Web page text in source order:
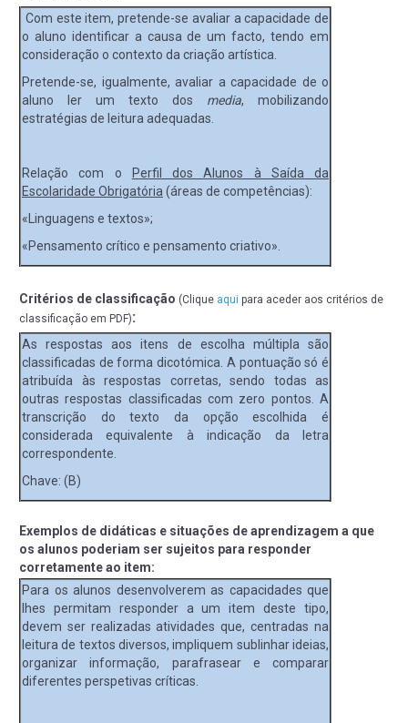
Com este item, pretende-se avaliar a capacidade de
o aluno identificar a causa de um facto, tendo em
consideração o contexto da criação artística.
Pretende-se, igualmente, avaliar a capacidade de o
aluno ler um texto dos media, mobilizando
estratégias de leitura adequadas.
Relação com o Perfil dos Alunos à Saída da
Escolaridade Obrigatória (áreas de competências):
«Linguagens e textos»;
«Pensamento crítico e pensamento criativo».
Critérios de classificação (Clique aqui para aceder aos critérios de
classificação em PDF):
As respostas aos itens de escolha múltipla são
classificadas de forma dicotómica. A pontuação só é
atribuída às respostas corretas, sendo todas as
outras respostas classificadas com zero pontos. A
transcrição do texto da opção escolhida é
considerada equivalente à indicação da letra
correspondente.
Chave: (B)
Exemplos de didáticas e situações de aprendizagem a que
os alunos poderiam ser sujeitos para responder
corretamente ao item:
Para os alunos desenvolverem as capacidades que
lhes permitam responder a um item deste tipo,
devem ser realizadas atividades que, centradas na
leitura de textos diversos, impliquem sublinhar ideias,
organizar informação, parafrasear e comparar
diferentes perspetivas críticas.